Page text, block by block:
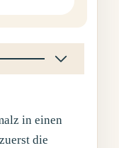
in einen
die